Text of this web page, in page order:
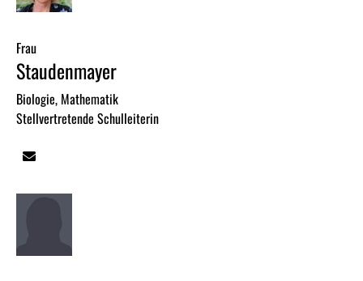
Frau
Staudenmayer
Biologie, Mathematik
Stellvertretende Schulleiterin